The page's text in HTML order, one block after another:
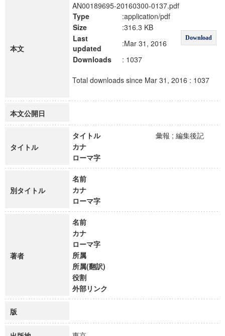
本文
AN00189695-20160300-0137.pdf
Type
:application/pdf
Download
Size
:316.3 KB
Last
updated
:Mar 31, 2016
Downloads
: 1037
Total downloads since Mar 31, 2016 : 1037
本文公開日
タイトル
タイトル
彙報 ; 編集後記
カナ
ローマ字
別タイトル
名前
カナ
ローマ字
著者
名前
カナ
ローマ字
所属
所属(翻訳)
役割
外部リンク
版